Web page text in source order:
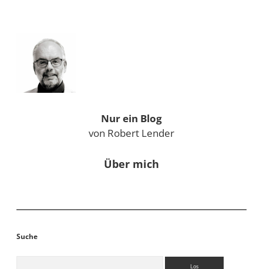
Sidebar
Nur ein Blog
von Robert Lender
Über mich
Suche